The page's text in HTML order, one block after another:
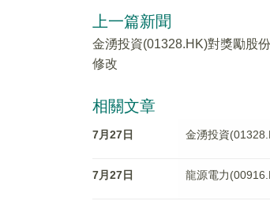
上一篇新聞
金湧投資(01328.HK)對獎勵股
修改
相關文章
7月27日 金湧投資
7月27日 龍源電力